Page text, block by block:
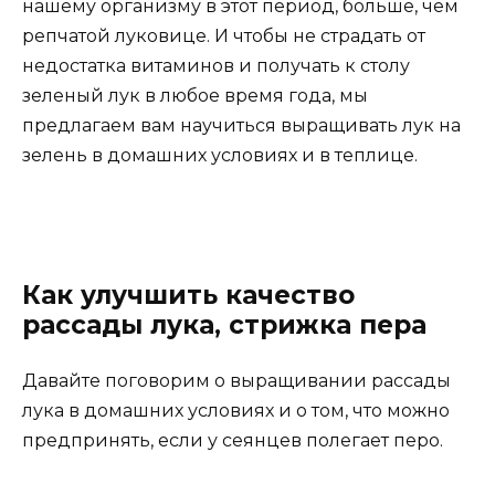
нашему организму в этот период, больше, чем
репчатой луковице. И чтобы не страдать от
недостатка витаминов и получать к столу
зеленый лук в любое время года, мы
предлагаем вам научиться выращивать лук на
зелень в домашних условиях и в теплице.
Как улучшить качество
рассады лука, стрижка пера
Давайте поговорим о выращивании рассады
лука в домашних условиях и о том, что можно
предпринять, если у сеянцев полегает перо.